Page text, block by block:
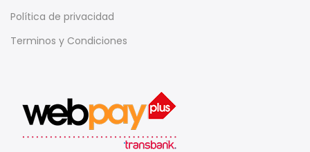
Política de privacidad
Terminos y Condiciones